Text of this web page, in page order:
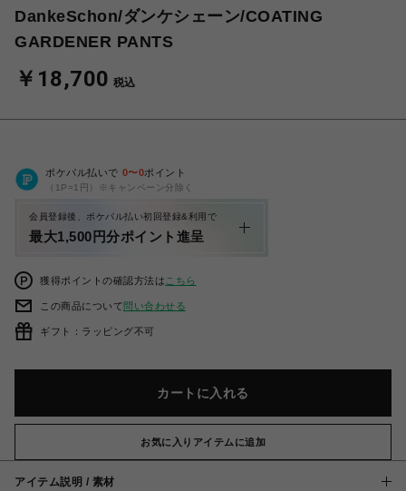
DankeSchon/ダンケシェーン/COATING
GARDENER PANTS
￥18,700 税込
ポケパル払いで 0〜0ポイント
（1P=1円）※キャンペーン分除く
会員登録後、ポケパル払い初回登録&利用で
最大1,500円分ポイント進呈
獲得ポイントの確認方法は こちら
この商品について問い合わせる
ギフト：ラッピング不可
カートに入れる
お気に入りアイテムに追加
アイテム説明 / 素材